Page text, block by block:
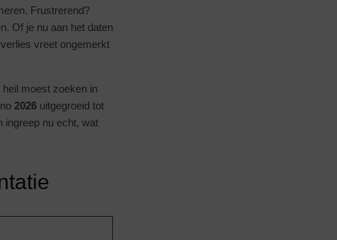
Frustrerend?
Of je nu aan het daten
vreet ongemerkt
moest zoeken in
2026 uitgegroeid tot
ingreep nu echt, wat